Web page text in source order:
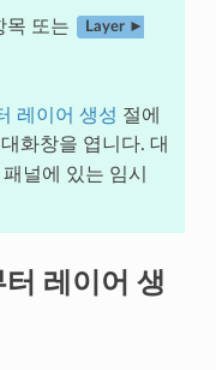
목 또는 Layer ►
레이어 생성 절에
대화창을 엽니다. 대
패널에 있는 임시
레이어 생